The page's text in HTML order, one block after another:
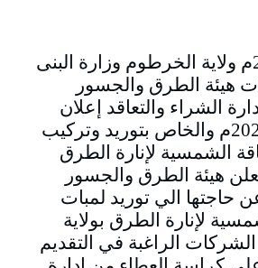
التاريخ 2025/6/25م ولاية الخرطوم وزارة البنى
هيئة الطرق والجسور
الشراء والتعاقد إعلان
عطاء (6) للعام 2025م والخاص بتوريد وتركيب
الشمسية لإنارة الطرق
هيئة الطرق والجسور
حاجتها الي توريد لمبات
لإنارة الطرق بولاية
الراغبة في التقديم